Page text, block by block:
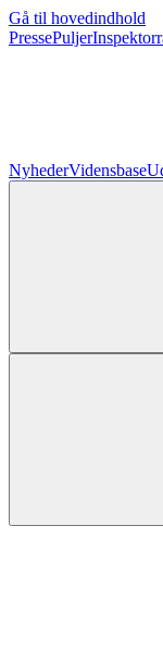
Gå til hovedindhold
PressePuljer
NyhederVidensbase